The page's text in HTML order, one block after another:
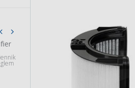
Tweetop EcoVent
450/550/800
Wysokiej jakości
Komplet filtrów G4G4